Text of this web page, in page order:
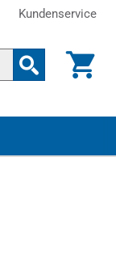
Kundenservice